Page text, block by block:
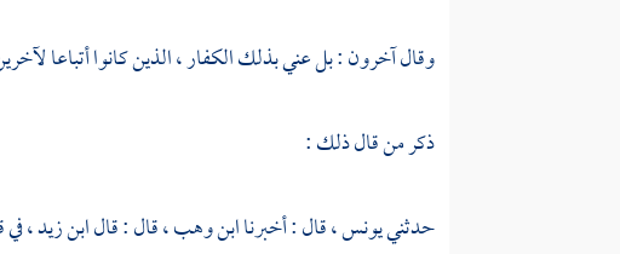
وقال آخرون : بل عني بذلك الكفار ، الذين كانوا أتباعا لآخرين
ذكر من قال ذلك :
حدثنييونس ،قال : أخبرناابن وهب ،قال : قالابن زيد ،